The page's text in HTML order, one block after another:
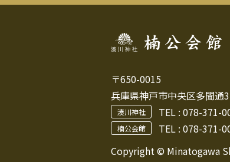
〒650-0015
兵庫県神戸市中央区多聞通
湊川神社 TEL :078-371-
楠公会館 TEL : 078-371-
Copyright © Minatogawa